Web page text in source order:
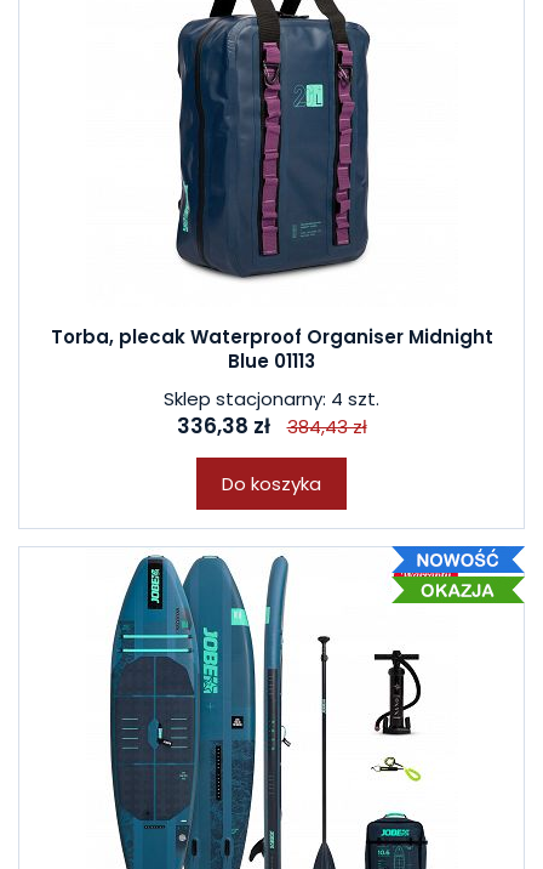
Torba, plecak Waterproof Organiser Midnight
Blue 01113
Sklep stacjonarny: 4 szt.
336,38 zł 384,43 zł
Do koszyka